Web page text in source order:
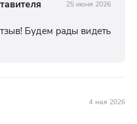
25 июня 2026
Будем рады видеть
4 мая 2026